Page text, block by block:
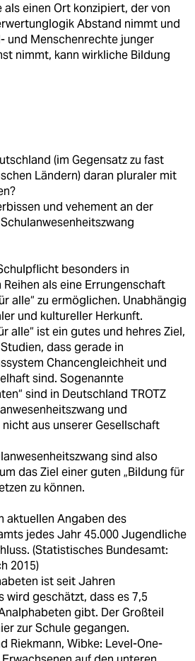
als einen Ort konzipiert, der von
Abstand nimmt und
und Menschenrechte junger
nimmt, kann wirkliche Bildung
(im Gegensatz zu fast
Ländern) daran pluraler mit
und vehement an der
besonders in
als eine Errungenschaft
alle“ zu ermöglichen. Unabhängig
und kultureller Herkunft.
alle“ ist ein gutes und hehres Ziel,
dass gerade in
Chancengleichheit und
sind. Sogenannte
sind in Deutschland TROTZ
und
aus unserer Gesellschaft
sind also
das Ziel einer guten „Bildung für
zu können.
aktuellen Angaben des
jedes Jahr 45.000 Jugendliche
(Statistisches Bundesamt:
2015)
ist seit Jahren
wird geschätzt, dass es 7,5
gibt. Der Großteil
zur Schule gegangen.
Riekmann, Wibke: Level-One-